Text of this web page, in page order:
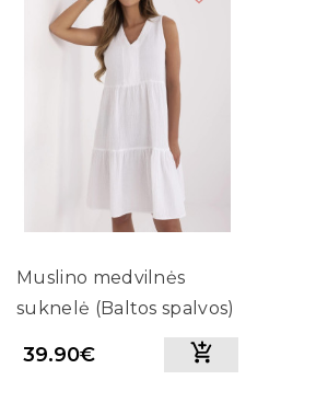
Muslino medvilnės
suknelė (Baltos spalvos)
39.90€